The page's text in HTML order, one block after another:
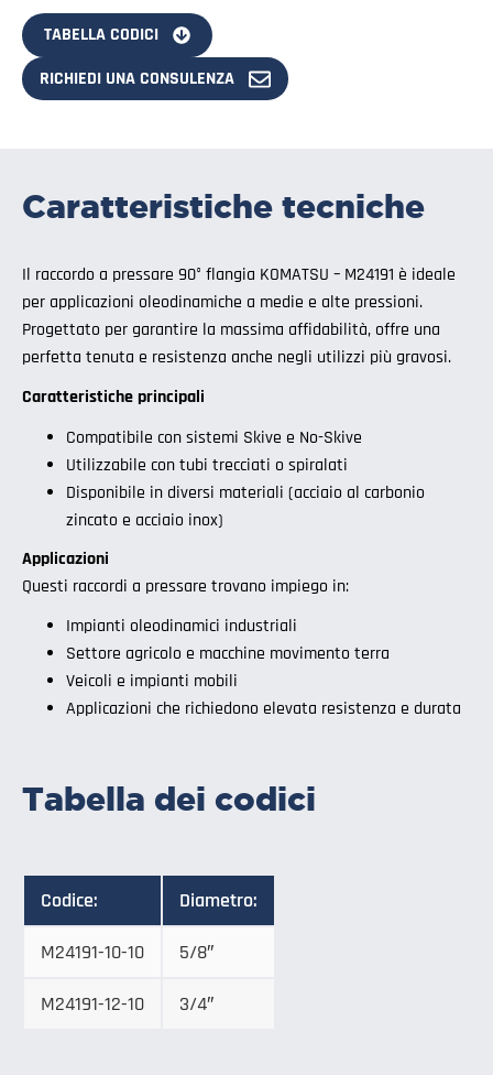
TABELLA CODICI
RICHIEDI UNA CONSULENZA
Caratteristiche tecniche
Il raccordo a pressare 90° flangia KOMATSU – M24191 è ideale
per applicazioni oleodinamiche a medie e alte pressioni.
Progettato per garantire la massima affidabilità, offre una
perfetta tenuta e resistenza anche negli utilizzi più gravosi.
Caratteristiche principali
Compatibile con sistemi Skive e No-Skive
Utilizzabile con tubi trecciati o spiralati
Disponibile in diversi materiali (acciaio al carbonio
zincato e acciaio inox)
Applicazioni
Questi raccordi a pressare trovano impiego in:
Impianti oleodinamici industriali
Settore agricolo e macchine movimento terra
Veicoli e impianti mobili
Applicazioni che richiedono elevata resistenza e durata
Tabella dei codici
Codice: Diametro:
M24191-10-10 5/8″
M24191-12-10 3/4″